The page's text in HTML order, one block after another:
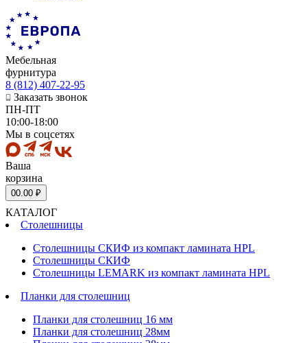
Мебельная
фурнитура
8 (812) 407-22-95
Заказать звонок
ПН-ПТ
10:00-18:00
Мы в соцсетях
Ваша
корзина
00.00 ₽
КАТАЛОГ
Столешницы
Столешницы СКИФ из компакт ламината HPL
Столешницы СКИФ
Столешницы LEMARK из компакт ламината HPL
Планки для столешниц
Планки для столешниц 16 мм
Планки для столешниц 28мм